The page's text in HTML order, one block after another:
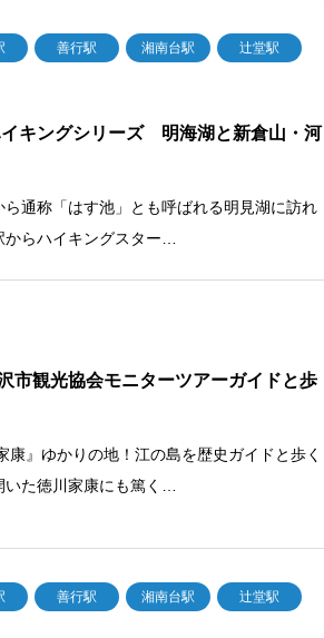
善行駅 湘南台駅 辻堂駅
イキングシリーズ 明海湖と新倉山・河
通称「はす池」とも呼ばれる明見湖に訪れ
らハイキングスター…
市観光協会モニターツアーガイドと歩
』ゆかりの地！江の島を歴史ガイドと歩く
た徳川家康にも篤く…
善行駅 湘南台駅 辻堂駅